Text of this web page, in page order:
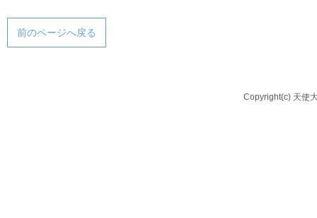
前のページへ戻る
Copyright(c) 天使